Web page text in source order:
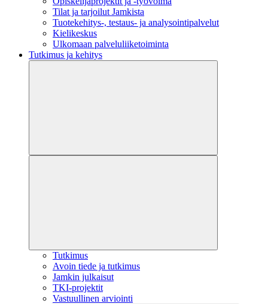
Tilat ja tarjoilut Jamkista
Tuotekehitys-, testaus- ja analysointipalvelut
Kielikeskus
Ulkomaan palveluliiketoiminta
Tutkimus ja kehitys
Tutkimus
Avoin tiede ja tutkimus
Jamkin julkaisut
TKI-projektit
Vastuullinen arviointi